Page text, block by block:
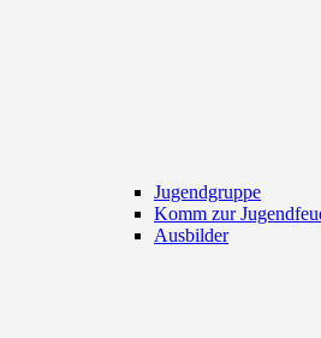
Jugendgruppe
Komm zur
Ausbilder